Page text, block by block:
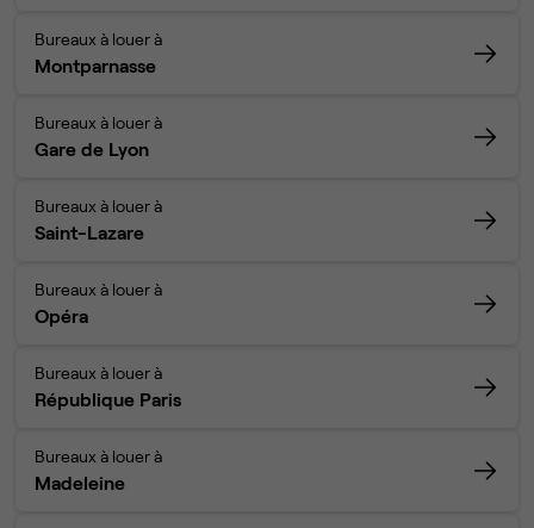
Bureaux à louer à
Montparnasse
Bureaux à louer à
Gare de Lyon
Bureaux à louer à
Saint-Lazare
Bureaux à louer à
Opéra
Bureaux à louer à
République Paris
Bureaux à louer à
Madeleine